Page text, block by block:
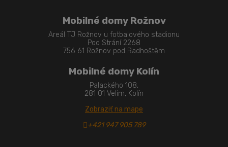
Mobilné domy Rožnov
Areál TJ Rožnov u fotbalového stadionu
Pod Strání 2268
756 61 Rožnov pod Radhoštěm
Mobilné domy Kolín
Palackého 108,
281 01 Velim, Kolín
Zobraziť na mape
+421 947 905 789